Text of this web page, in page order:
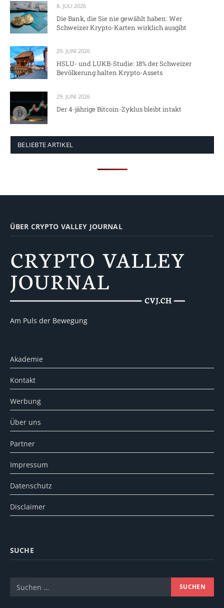
8. JULI 2026
Die Bank, die Sie nie gewählt haben: Wer
Schweizer Krypto-Karten wirklich ausgibt
29. JUNI 2026
HSLU- und LUKB-Studie: 18% der Schweizer
Bevölkerung halten Krypto-Assets
29. JUNI 2026
Der 4-jährige Bitcoin-Zyklus bleibt intakt
BELIEBTE ARTIKEL
ÜBER CRYPTO VALLEY JOURNAL
Am Puls der Bewegung
Akademie
Kontakt
Werbung
Über uns
Partner
Impressum
Datenschutz
Disclaimer
SUCHE